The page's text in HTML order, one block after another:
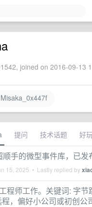
joined on 2016-09-13
Misaka_0x447f
提问 技术话题 好
手的微型事件库，已发
15, 2025 • Lastly replied by
程师工作。关键词: 字
，偏好小公司或初创公